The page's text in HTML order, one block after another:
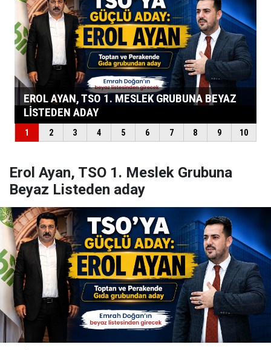
Erol Ayan, TSO 1. Meslek Grubuna
Beyaz Listeden aday